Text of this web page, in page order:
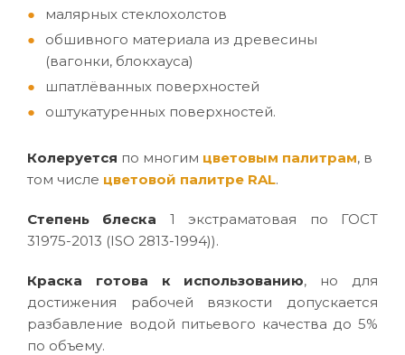
малярных стеклохолстов
обшивного материала из древесины
(вагонки, блокхауса)
шпатлёванных поверхностей
оштукатуренных поверхностей.
Колеруется по многим цветовым палитрам, в
том числе цветовой палитре RAL.
Степень блеска 1 экстраматовая по ГОСТ
31975-2013 (ISO 2813-1994)).
Краска готова к использованию, но для
достижения рабочей вязкости допускается
разбавление водой питьевого качества до 5%
по объему.